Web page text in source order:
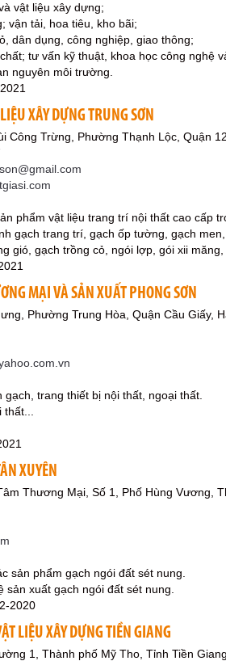
vật liệu xây dựng;
vận tải, hoa tiêu, kho bãi;
dân dụng, công nghiệp, giao thông;
tư vấn kỹ thuật, khoa học công
nguyên môi trường.
XÂY DỰNG TRUNG SƠN
Công Trừng, Phường Thạnh Lộc, Quận
phẩm vật liệu trang trí nội thất cao cấp
gạch trang trí, gạch ốp tường, gạch
gió, gạch trồng cỏ, ngói lợp, gói xii măng,
MẠI VÀ SẢN XUẤT PHONG SƠN
Phường Trung Hòa, Quận Cầu Giấy,
trang thiết bị nội thất, ngoại thất.
XUYÊN
Thương Mại, Số 1, Phố Hùng Vương,
sản phẩm gạch ngói đất sét nung.
sản xuất gạch ngói đất sét nung.
2020
LIỆU XÂY DỰNG TIỀN GIANG
1, Thành phố Mỹ Tho, Tỉnh Tiền Giang